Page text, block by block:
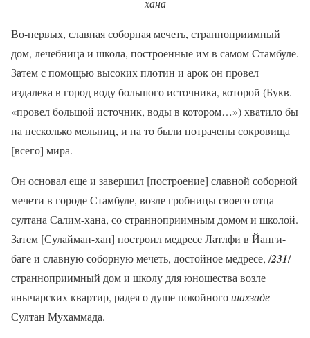
хана
Во-первых, славная соборная мечеть, странноприимный
дом, лечебница и школа, построенные им в самом Стамбуле.
Затем с помощью высоких плотин и арок он провел
издалека в город воду большого источника, которой (Букв.
«провел большой источник, воды в котором…») хватило бы
на несколько мельниц, и на то были потрачены сокровища
[всего] мира.
Он основал еще и завершил [построение] славной соборной
мечети в городе Стамбуле, возле гробницы своего отца
султана Салим-хана, со странноприимным домом и школой.
Затем [Сулайман-хан] построил медресе Латлфи в Йанги-
баге и славную соборную мечеть, достойное медресе, /231/
странноприимный дом и школу для юношества возле
янычарских квартир, радея о душе покойногошахзаде
Султан Мухаммада.